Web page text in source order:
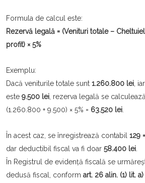
Formula de calcul este:
Rezervă legală = (Venituri totale –
profit) × 5%
Exemplu:
Dacă veniturile totale sunt 1.260.800 lei,
este 9.500 lei, rezerva legală se
(1.260.800 + 9.500) × 5% = 63.520 lei.
În acest caz, se înregistrează contabil 129
dar deductibil fiscal va fi doar 58.400 lei.
În Registrul de evidență fiscală se
dedusă fiscal, conform art. 26 alin. (1) lit.